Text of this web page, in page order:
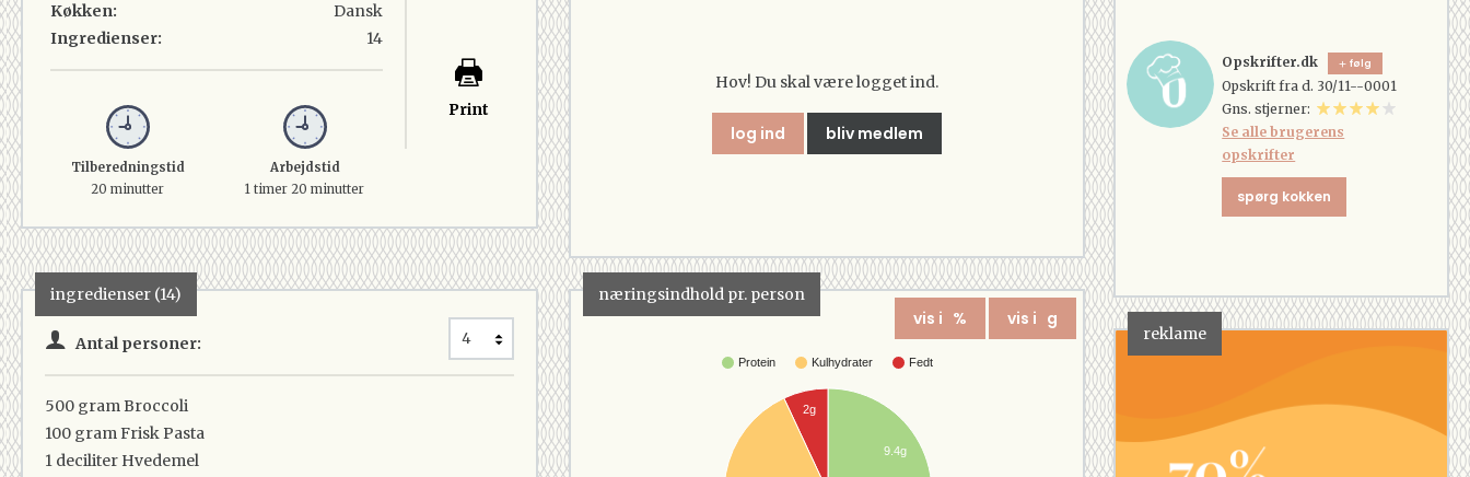
Køkken:
Ingredienser:
Dansk
14
Tilberedningstid
20 minutter
Arbejdstid
1 timer 20 minutter
Print
Hov! Du skal være logget ind.
log ind bliv medlem
ingredienser (14)
Antal personer:
500 gramBroccoli
100 gramFrisk Pasta
1 deciliter Hvedemel
næringsindhold pr. person
vis i % vis i g
Protein Kulhydrater Fedt
9.4g
2g
Opskrifter.dk følg
Opskrift fra d. 30/11--0001
Gns. stjerner:
Se alle brugerens
opskrifter
spørg kokken
reklame